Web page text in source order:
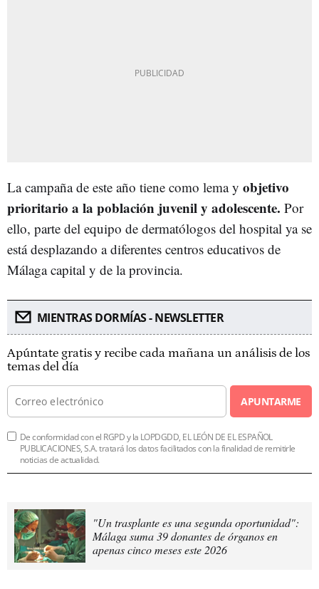
La campaña de este año tiene como lema y objetivo
prioritario a la población juvenil y adolescente. Por
ello, parte del equipo de dermatólogos del hospital ya se
está desplazando a diferentes centros educativos de
Málaga capital y de la provincia.
MIENTRAS DORMÍAS - NEWSLETTER
Apúntate gratis y recibe cada mañana un análisis de los
temas del día
APUNTARME
De conformidad con el RGPD y la LOPDGDD, EL LEÓN DE EL ESPAÑOL
PUBLICACIONES, S.A. tratará los datos facilitados con la finalidad de remitirle
noticias de actualidad.
"Un trasplante es una segunda oportunidad":
Málaga suma 39 donantes de órganos en
apenas cinco meses este 2026